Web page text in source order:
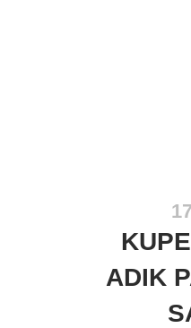
ADIK